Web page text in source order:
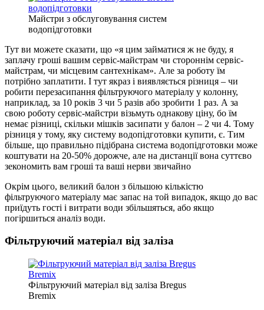
Майстри з обслуговування систем
водопідготовки
Тут ви можете сказати, що «я цим займатися ж не буду, я
заплачу гроші вашим сервіс-майстрам чи стороннім сервіс-
майстрам, чи місцевим сантехнікам». Але за роботу їм
потрібно заплатити. І тут якраз і виявляється різниця – чи
робити перезасипання фільтруючого матеріалу у колонну,
наприклад, за 10 років 3 чи 5 разів або зробити 1 раз. А за
свою роботу сервіс-майстри візьмуть однакову ціну, бо їм
немає різниці, скільки мішків засипати у балон – 2 чи 4. Тому
різниця у тому, яку систему водопідготовки купити, є. Тим
більше, що правильно підібрана система водопідготовки може
коштувати на 20-50% дорожче, але на дистанції вона суттєво
зекономить вам гроші та ваші нерви звичайно
Окрім цього, великий балон з більшою кількістю
фільтруючого матеріалу має запас на той випадок, якщо до вас
приїдуть гості і витрати води збільшяться, або якщо
погіршиться аналіз води.
Фільтруючий матеріал від заліза
Фільтруючий матеріал від заліза Bregus
Bremix